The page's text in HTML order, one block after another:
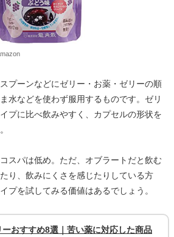
プーンなどにゼリー・お薬・ゼリーの順
水などを使わず服用するものです。ゼリ
プに比べ飲みやすく、カプセルの形状を
スパは低め。ただ、オブラートだと飲む
り、飲みにくさを感じたりしている方
プを試してみる価値はあるでしょう。
おすすめ8選｜苦い薬に対応した商品